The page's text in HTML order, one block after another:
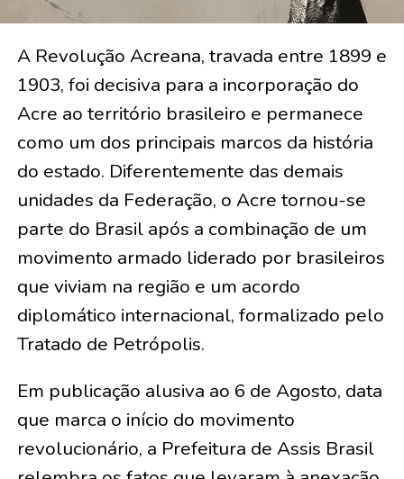
A Revolução Acreana, travada entre 1899 e
1903, foi decisiva para a incorporação do
Acre ao território brasileiro e permanece
como um dos principais marcos da história
do estado. Diferentemente das demais
unidades da Federação, o Acre tornou-se
parte do Brasil após a combinação de um
movimento armado liderado por brasileiros
que viviam na região e um acordo
diplomático internacional, formalizado pelo
Tratado de Petrópolis.
Em publicação alusiva ao 6 de Agosto, data
que marca o início do movimento
revolucionário, a Prefeitura de Assis Brasil